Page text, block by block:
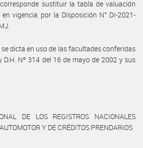
sustituir la tabla de valuación
vigencia por la Disposición N° DI-2021-
dicta en uso de las facultades conferidas
D.H. Nº 314 del 16 de mayo de 2002 y sus
DE LOS REGISTROS NACIONALES
Y DE CRÉDITOS PRENDARIOS